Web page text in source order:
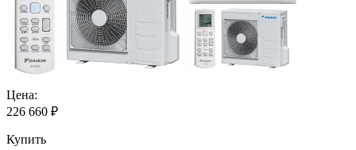
Цена:
226 660 ₽
Купить